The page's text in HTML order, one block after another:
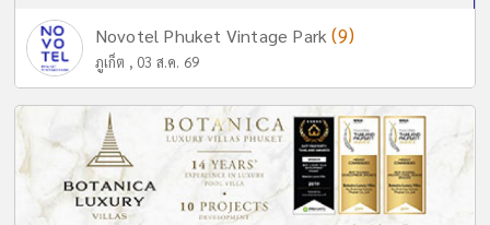
Novotel Phuket Vintage Park(9)
ภูเก็ต , 03 ส.ค. 69